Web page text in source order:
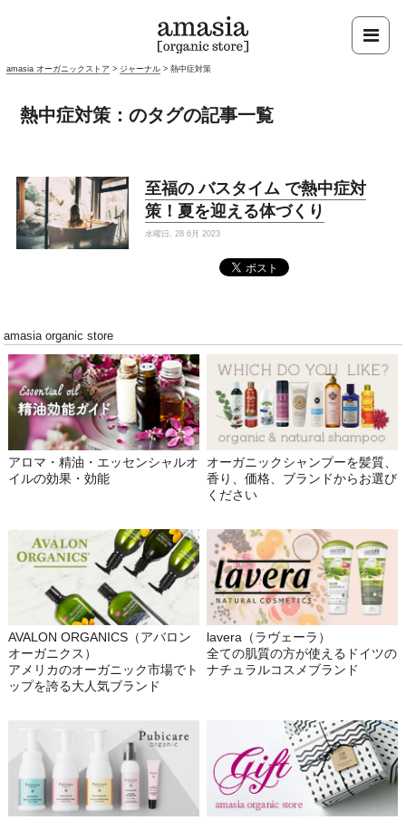
amasia オーガニックストア > ジャーナル >熱中症対策
熱中症対策：のタグの記事一覧
至福の バスタイム で熱中症対
策！夏を迎える体づくり
水曜日, 28 6月 2023
amasia organic store
アロマ・精油・エッセンシャルオ
イルの効果・効能
オーガニックシャンプーを髪質、
香り、価格、ブランドからお選び
ください
AVALON ORGANICS（アバロン
オーガニクス）
アメリカのオーガニック市場でト
ップを誇る大人気ブランド
lavera（ラヴェーラ）
全ての肌質の方が使えるドイツの
ナチュラルコスメブランド